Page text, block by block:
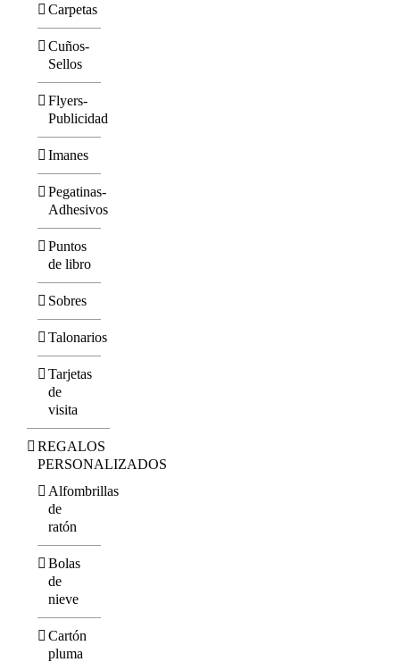
Carpetas
Cuños-
Sellos
Flyers-
Publicidad
Imanes
Pegatinas-
Adhesivos
Puntos
de libro
Sobres
Talonarios
Tarjetas
de
visita
REGALOS
PERSONALIZADOS
Alfombrillas
de
ratón
Bolas
de
nieve
Cartón
pluma